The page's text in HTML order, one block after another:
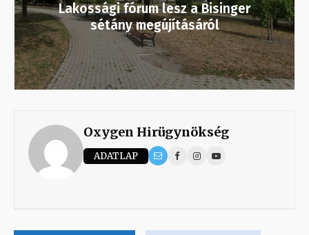
Lakossági fórum lesz a Bisinger
sétány megújításáról
Oxygen Hirügynökség
ADATLAP